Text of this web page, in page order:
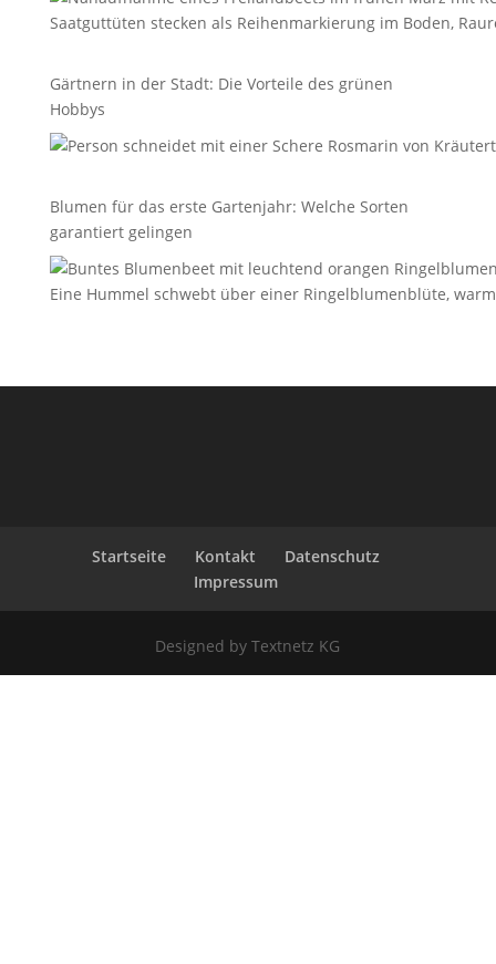
Gärtnern in der Stadt: Die Vorteile des grünen
Hobbys
Blumen für das erste Gartenjahr: Welche Sorten
garantiert gelingen
Startseite Kontakt
Datenschutz
Impressum
Designed by Textnetz KG